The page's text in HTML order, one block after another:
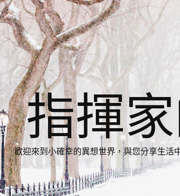
指揮
歡迎來到小確幸的異想世界，與您分享生